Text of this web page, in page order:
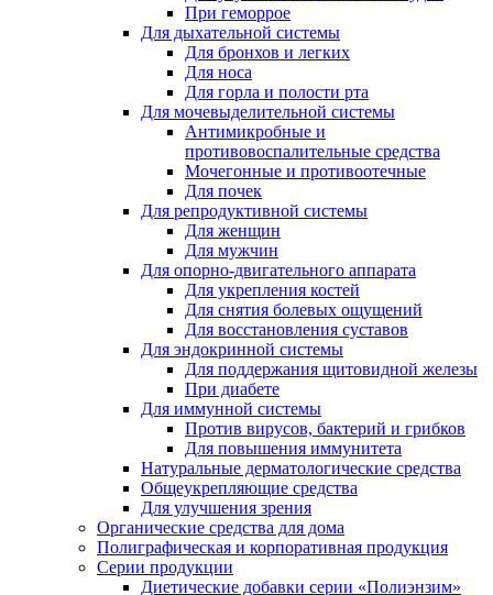
При геморрое
Для дыхательной системы
Для бронхов и легких
Для носа
Для горла и полости рта
Для мочевыделительной системы
Антимикробные и
противовоспалительные средства
Мочегонные и противоотечные
Для почек
Для репродуктивной системы
Для женщин
Для мужчин
Для опорно-двигательного аппарата
Для укрепления костей
Для снятия болевых ощущений
Для восстановления суставов
Для эндокринной системы
Для поддержания щитовидной железы
При диабете
Для иммунной системы
Против вирусов, бактерий и грибков
Для повышения иммунитета
Натуральные дерматологические средства
Общеукрепляющие средства
Для улучшения зрения
Органические средства для дома
Полиграфическая и корпоративная продукция
Серии продукции
Диетические добавки серии «Полиэнзим»